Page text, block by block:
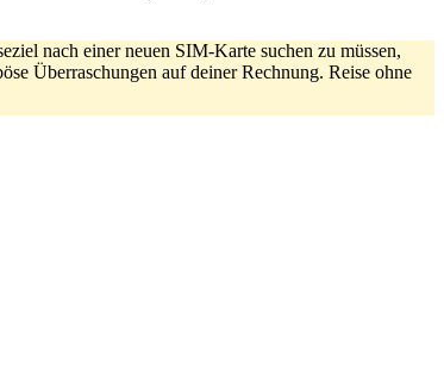
nach einer neuen SIM-Karte suchen zu müssen,
Überraschungen auf deiner Rechnung. Reise ohne